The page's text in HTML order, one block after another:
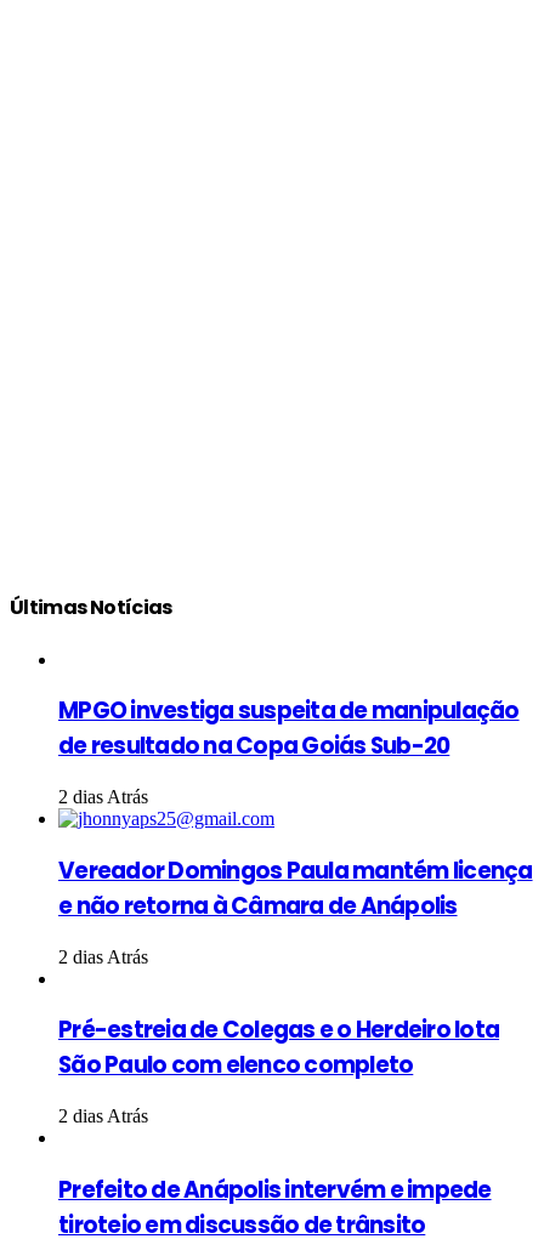
Últimas Notícias
MPGO investiga suspeita de manipulação
de resultado na Copa Goiás Sub-20
2 dias Atrás
Vereador Domingos Paula mantém licença
e não retorna à Câmara de Anápolis
2 dias Atrás
Pré-estreia de Colegas e o Herdeiro lota
São Paulo com elenco completo
2 dias Atrás
Prefeito de Anápolis intervém e impede
tiroteio em discussão de trânsito